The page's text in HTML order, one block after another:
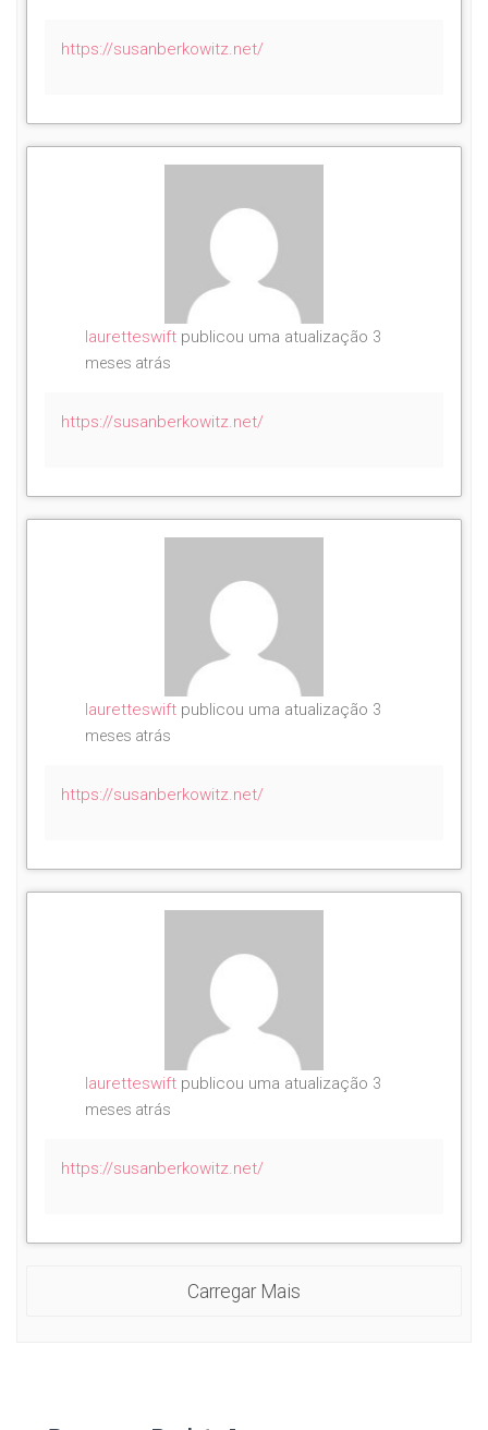
https://susanberkowitz.net/
lauretteswiftpublicou uma atualização 3
meses atrás
https://susanberkowitz.net/
lauretteswiftpublicou uma atualização 3
meses atrás
https://susanberkowitz.net/
lauretteswiftpublicou uma atualização 3
meses atrás
https://susanberkowitz.net/
Carregar Mais